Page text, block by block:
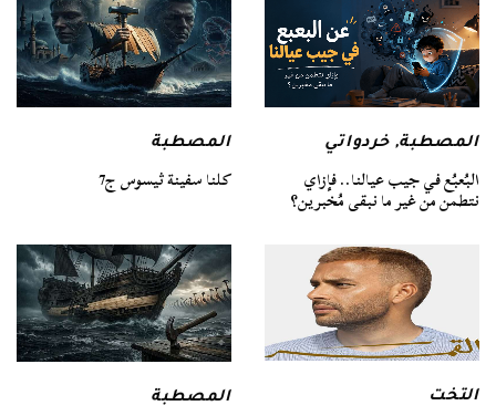
المصطبة,خردواتي
البُعبُع في جيب عيالنا.. فإزاي
نتطمن من غير ما نبقى مُخبرين؟
المصطبة
كلنا سفينة ثيسوس ج7
التخت المصطبة